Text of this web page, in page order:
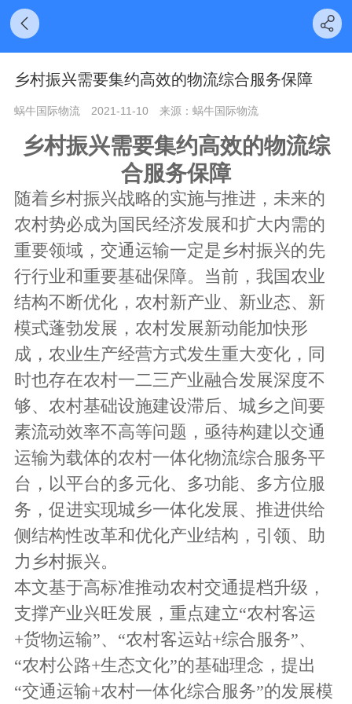
乡村振兴需要集约高效的物流综合服务保障
蜗牛国际物流 2021-11-10 来源：蜗牛国际物流
乡村振兴需要集约高效的物流综
合服务保障
随着乡村振兴战略的实施与推进，未来的
农村势必成为国民经济发展和扩大内需的
重要领域，交通运输一定是乡村振兴的先
行行业和重要基础保障。当前，我国农业
结构不断优化，农村新产业、新业态、新
模式蓬勃发展，农村发展新动能加快形
成，农业生产经营方式发生重大变化，同
时也存在农村一二三产业融合发展深度不
够、农村基础设施建设滞后、城乡之间要
素流动效率不高等问题，亟待构建以交通
运输为载体的农村一体化物流综合服务平
台，以平台的多元化、多功能、多方位服
务，促进实现城乡一体化发展、推进供给
侧结构性改革和优化产业结构，引领、助
力乡村振兴。
本文基于高标准推动农村交通提档升级，
支撑产业兴旺发展，重点建立“农村客运
+货物运输”、“农村客运站+综合服务”、
“农村公路+生态文化”的基础理念，提出
“交通运输+农村一体化综合服务”的发展模